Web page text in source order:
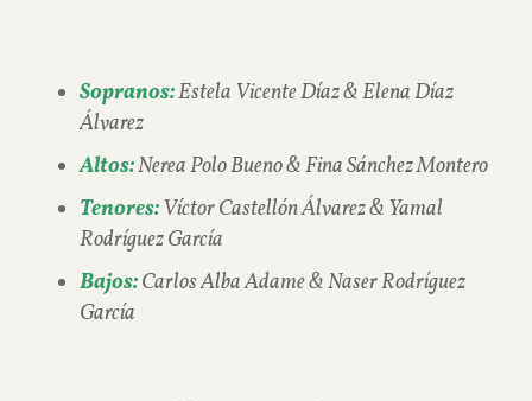
Sopranos:Estela Vicente Díaz & Elena Díaz
Álvarez
Altos:Nerea Polo Bueno & Fina Sánchez Montero
Tenores: Víctor Castellón Álvarez & Yamal
Rodríguez García
Bajos:Carlos Alba Adame & Naser Rodríguez
García